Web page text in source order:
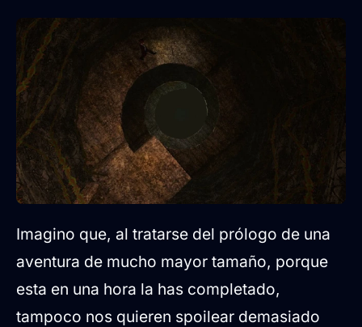
Imagino que, al tratarse del prólogo de una
aventura de mucho mayor tamaño, porque
esta en una hora la has completado,
tampoco nos quieren spoilear demasiado